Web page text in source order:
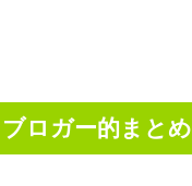
ロガー的まとめ